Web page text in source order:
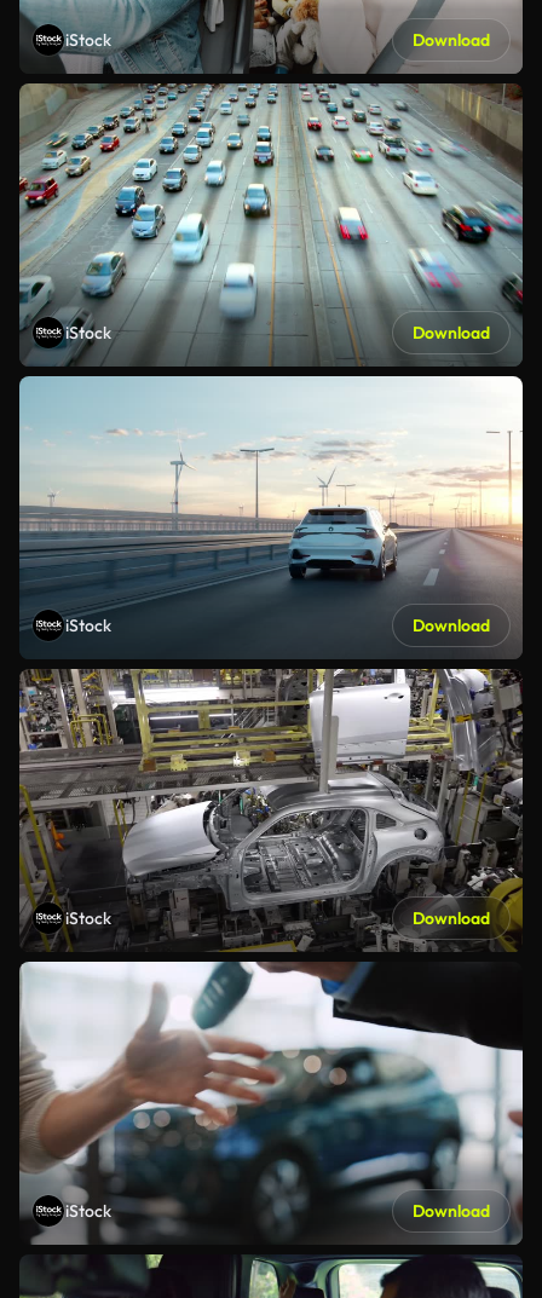
iStock Download
iStock Download
iStock Download
iStock Download
iStock Download